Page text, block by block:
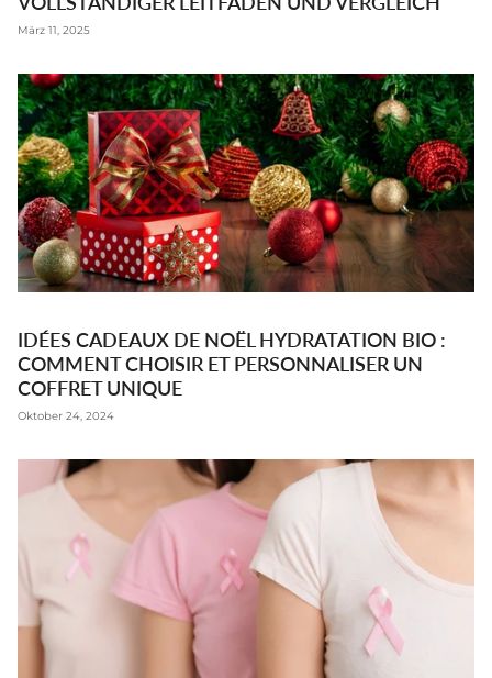
März 11, 2025
IDÉES CADEAUX DE NOËL HYDRATATION BIO :
COMMENT CHOISIR ET PERSONNALISER UN
COFFRET UNIQUE
Oktober 24, 2024